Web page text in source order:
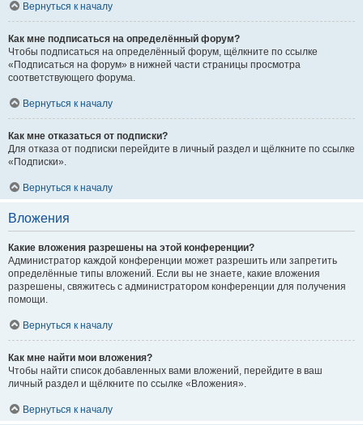
Вернуться к началу
Как мне подписаться на определённый форум?
Чтобы подписаться на определённый форум, щёлкните по ссылке
«Подписаться на форум» в нижней части страницы просмотра
соответствующего форума.
Вернуться к началу
Как мне отказаться от подписки?
Для отказа от подписки перейдите в личный раздел и щёлкните по ссылке
«Подписки».
Вернуться к началу
Вложения
Какие вложения разрешены на этой конференции?
Администратор каждой конференции может разрешить или запретить
определённые типы вложений. Если вы не знаете, какие вложения
разрешены, свяжитесь с администратором конференции для получения
помощи.
Вернуться к началу
Как мне найти мои вложения?
Чтобы найти список добавленных вами вложений, перейдите в ваш
личный раздел и щёлкните по ссылке «Вложения».
Вернуться к началу